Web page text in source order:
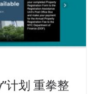
计划 重拳整